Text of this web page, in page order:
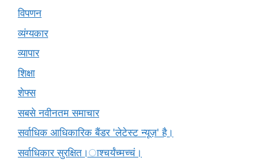
विपणन
व्यंग्यकार
व्यापार
शिक्षा
शेफ्स
सबसे नवीनतम समाचार
सर्वाधिक आधिकारिक बैंडर 'लेटेस्ट न्यूज़' है।
सर्वाधिकार सुरक्षित।ाश्चर्यंच्मच्चं।